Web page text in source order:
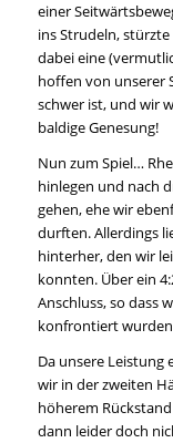
einer
ins Strudeln,
dabei eine
hoffen von unserer
schwer ist, und wir
baldige Genesung!
Nun zum Spiel…
hinlegen und nach
gehen, ehe wir
durften. Allerdings
hinterher, den wir
konnten. Über ein
Anschluss, so dass
konfrontiert
Da unsere Leistung
wir in der zweiten
höherem
dann leider doch